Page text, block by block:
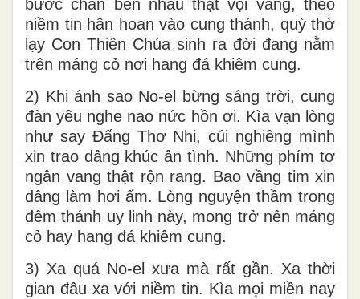
bước chân bên nhau thật vội vàng, theo
niềm tin hân hoan vào cung thánh, quỳ thờ
lạy Con Thiên Chúa sinh ra đời đang nằm
trên máng cỏ nơi hang đá khiêm cung.
2) Khi ánh sao No-el bừng sáng trời, cung
đàn yêu nghe nao nức hồn ơi. Kìa vạn lòng
như say Đấng Thơ Nhi, cúi nghiêng mình
xin trao dâng khúc ân tình. Những phím tơ
ngân vang thật rộn rang. Bao vầng tim xin
dâng làm hơi ấm. Lòng nguyện thầm trong
đêm thánh uy linh này, mong trở nên máng
cỏ hay hang đá khiêm cung.
3) Xa quá No-el xưa mà rất gần. Xa thời
gian đâu xa với niềm tin. Kìa mọi miền nay